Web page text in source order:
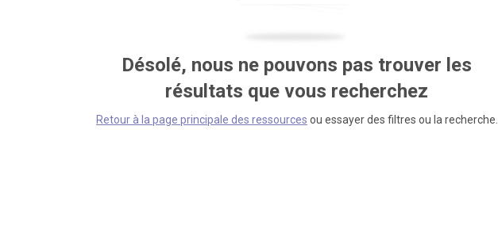
Désolé, nous ne pouvons pas trouver les
résultats que vous recherchez
Retour à la page principale des ressources ou essayer des filtres ou la recherche.